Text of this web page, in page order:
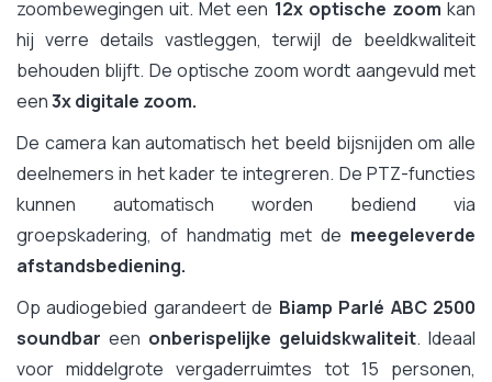
zoombewegingen uit. Met een 12x optische zoom kan
hij verre details vastleggen, terwijl de beeldkwaliteit
behouden blijft. De optische zoom wordt aangevuld met
een3x digitale zoom.
De camera kan automatisch het beeld bijsnijden om alle
deelnemers in het kader te integreren. De PTZ-functies
kunnen automatisch worden bediend via
groepskadering, of handmatig met de meegeleverde
afstandsbediening.
Op audiogebied garandeert de Biamp Parlé ABC 2500
soundbar een onberispelijke geluidskwaliteit. Ideaal
voor middelgrote vergaderruimtes tot 15 personen,